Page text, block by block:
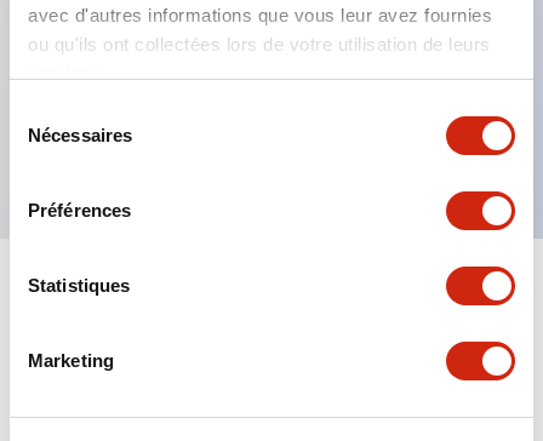
avec d'autres informations que vous leur avez fournies
ou qu'ils ont collectées lors de votre utilisation de leurs
Nécessaires
Préférences
Statistiques
Marketing
Fixation par regroupement possible
Le commutateur sélecteur avec clé adopte une
structure à goupille à cylindre haute sécurité
La structure de protection est IP65 (IEC60529)